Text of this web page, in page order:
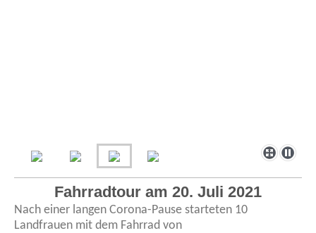
Fahrradtour am 20. Juli 2021
Nach einer langen Corona-Pause starteten 10
Landfrauen mit dem Fahrrad von